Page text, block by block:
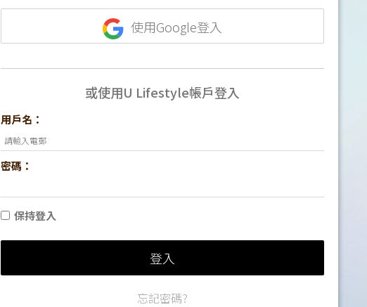
使用Google登入
或使用U Lifestyle帳戶登入
用戶名：
密碼：
保持登入
登入
忘記密碼?